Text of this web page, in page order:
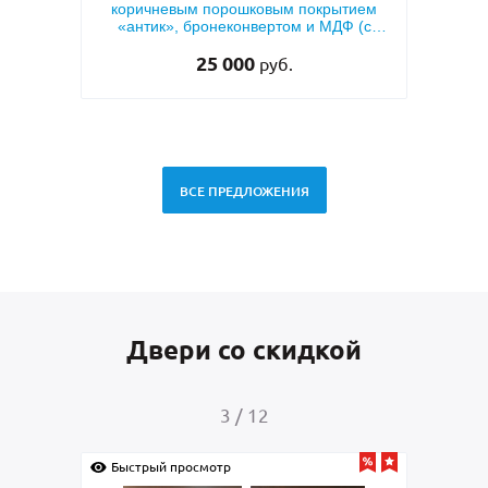
порошковым покрытием
бронеконвертом и МДФ (с
напылением «серый
ВСЕ ПРЕДЛОЖЕНИЯ
Двери со скидкой
4 / 12
Быстрый просмотр